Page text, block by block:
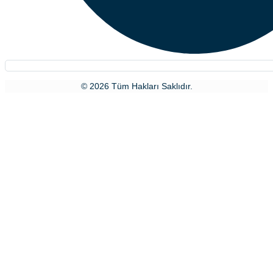
© 2026 Tüm Hakları Saklıdır.